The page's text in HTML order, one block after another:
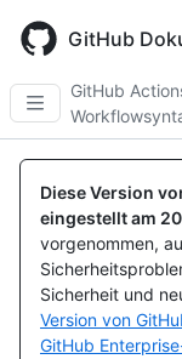
main
content
GitHub
GitHub
Diese Version
eingestellt am
vorgenommen,
Sicherheit und
Version von
GitHub